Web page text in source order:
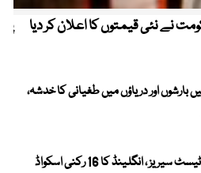
نے نئی قیمتوں کا اعلان کر دیا
میں بارشوں اور دریاؤں میں طغیانی کا خدشہ،
پاکستان کیخلاف ٹیسٹ سیریز ، انگلینڈ کا 16 رکنی اسکواڈ